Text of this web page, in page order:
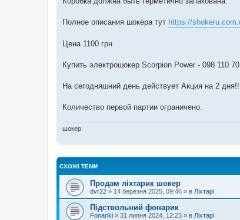
Полное описания шокера тут https://
Цена 1100 грн
Купить электрошокер Scorpion Power - 098 110
На сегодняшний день действует Акция на 2
Количество первой партии ограничено.
шокер
СХОЖІ ТЕМИ
Продам ліхтарик шокер
dvr22 » 14 березня 2025, 09:46 » в Ліхтарі
Підствольний фонарик
Fonariki » 31 липня 2024, 12:23 » в Ліхтарі